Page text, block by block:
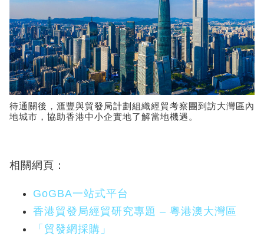
待通關後，滙豐與貿發局計劃組織經貿考察團到訪大灣區內
地城市，協助香港中小企實地了解當地機遇。
相關網頁：
GoGBA一站式平台
香港貿發局經貿研究專題 – 粵港澳大灣區
「貿發網採購」